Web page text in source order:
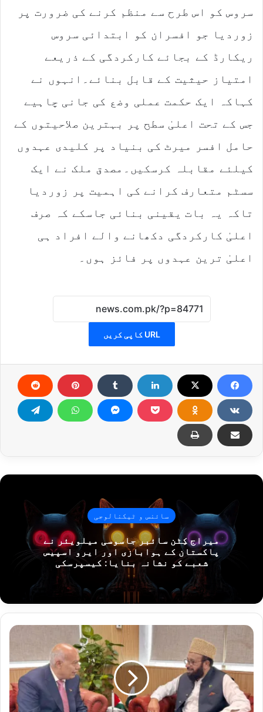
سروس کو اس طرح سے منظم کرنے کی ضرورت پر
زوردیا جو افسران کو ابتدائی سروس
ریکارڈ کے بجائے کارکردگی کے ذریعے
امتیاز حیثیت کے قابل بنائے۔انہوں نے
کہاکہ ایک حکمت عملی وضع کی جانی چاہیے
جس کے تحت اعلیٰ سطح پر بہترین صلاحیتوں کے
حامل افسر میرٹ کی بنیاد پر کلیدی عہدوں
کیلئے مقابلہ کرسکیں۔مصدق ملک نے ایک
سسٹم متعارف کرانے کی اہمیت پر زوردیا
تاکہ یہ بات یقینی بنائی جاسکے کہ صرف
اعلیٰ کارکردگی دکھانے والے افراد ہی
اعلیٰ ترین عہدوں پر فائز ہوں۔
URL کاپی کریں
سائنس و ٹیکنالوجی
میراج کِٹن سائبر جاسوسی میلویئر نے
پاکستان کے ہوابازی اور ایرو اسپیس
شعبے کو نشانہ بنایا: کیسپرسکی
ا
ا
ی
ل